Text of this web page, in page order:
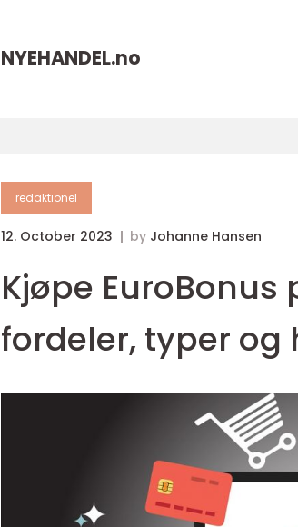
NYEHANDEL.no
redaktionel
12. October 2023 by Johanne Hansen
Kjøpe
fordeler, typer og